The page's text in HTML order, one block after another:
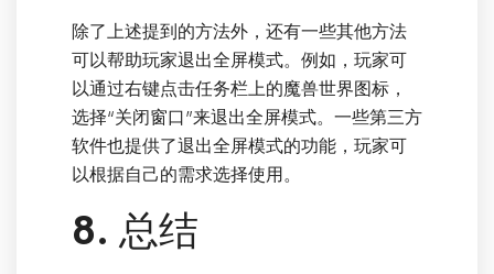
除了上述提到的方法外，还有一些其他方法
可以帮助玩家退出全屏模式。例如，玩家可
以通过右键点击任务栏上的魔兽世界图标，
选择“关闭窗口”来退出全屏模式。一些第三方
软件也提供了退出全屏模式的功能，玩家可
以根据自己的需求选择使用。
8. 总结